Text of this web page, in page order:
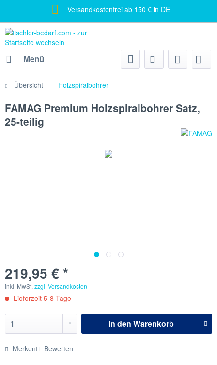
Versandkostenfrei ab 150 € in DE
Menü
Übersicht Holzspiralbohrer
FAMAG Premium Holzspiralbohrer Satz,
25-teilig
219,95 € *
inkl. MwSt. zzgl. Versandkosten
Lieferzeit 5-8 Tage
In den Warenkorb
Merken Bewerten